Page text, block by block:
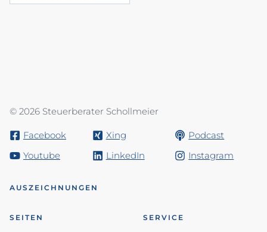
© 2026 Steuerberater Schollmeier
Facebook Xing
Podcast
Youtube
LinkedIn Instagram
AUSZEICHNUNGEN
SEITEN SERVICE